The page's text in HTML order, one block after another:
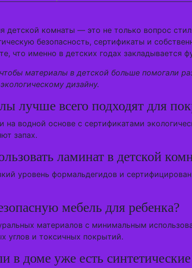
детской комнаты — это не только вопрос
безопасность, сертификаты и
что именно в детских годах закладывается
материалы в детской больше помогали
дизайну.
лучше всего подходят для
на водной основе с сертификатами
запах.
ламинат в детской
уровень формальдегидов и
мебель для ребенка?
материалов с минимальным
углов и токсичных покрытий.
в доме уже есть